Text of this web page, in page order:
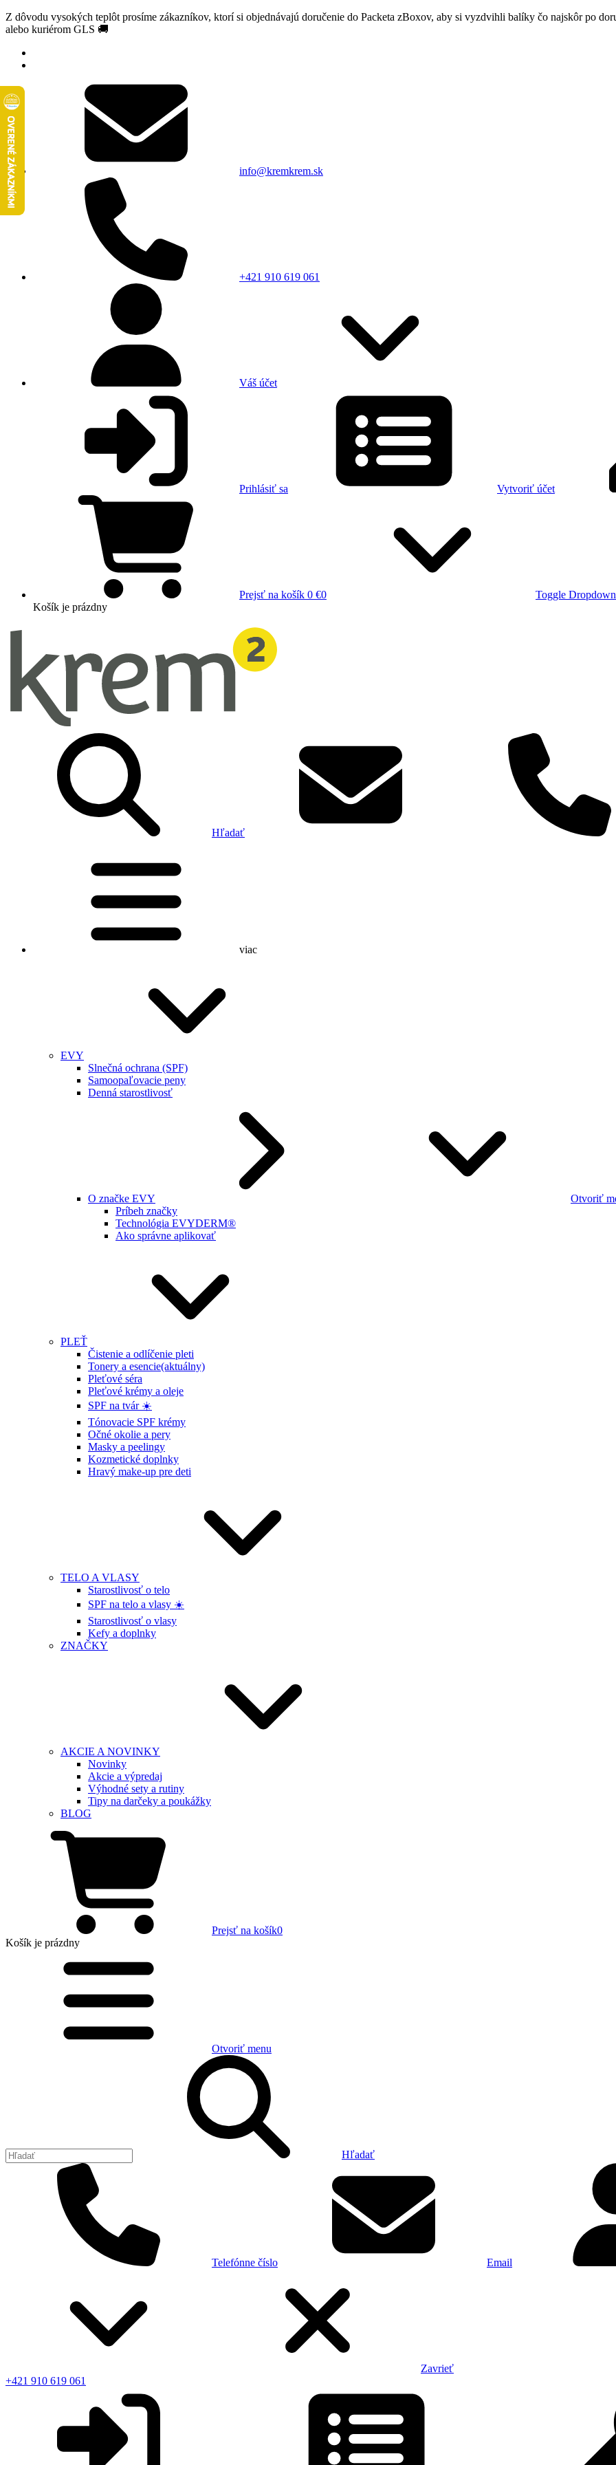
Z dôvodu vysokých teplôt prosíme zákazníkov, ktorí si objednávajú doručenie do Packeta zBoxov, aby si vyzdvihli balíky čo najskôr po
alebo kuriérom GLS 🚚
info@kremkrem.sk
+421 910 619 061
Váš účet
Prihlásiť sa Vytvoriť účet
Prejsť na košík 0 €0
Toggle Dropdown
Košík je prázdny
Hľadať
viac
EVY
Slnečná ochrana (SPF)
Samoopaľovacie peny
Denná starostlivosť
O značke EVY
Otvoriť
Príbeh značky
Technológia EVYDERM®
Ako správne aplikovať
PLEŤ
Čistenie a odlíčenie pleti
Tonery a esencie(aktuálny)
Pleťové séra
Pleťové krémy a oleje
SPF na tvár ☀️
Tónovacie SPF krémy
Očné okolie a pery
Masky a peelingy
Kozmetické doplnky
Hravý make-up pre deti
TELO A VLASY
Starostlivosť o telo
SPF na telo a vlasy ☀️
Starostlivosť o vlasy
Kefy a doplnky
ZNAČKY
AKCIE A NOVINKY
Novinky
Akcie a výpredaj
Výhodné sety a rutiny
Tipy na darčeky a poukážky
BLOG
Prejsť na košík0
Košík je prázdny
Otvoriť menu
Hľadať
Telefónne číslo Email
Zavrieť
+421 910 619 061